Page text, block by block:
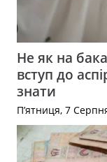
Не як на
вступ до
знати
П’ятниця, 7